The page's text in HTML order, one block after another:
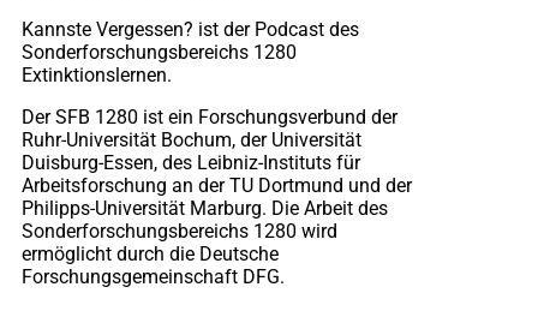
Kannste Vergessen? ist der Podcast des
Sonderforschungsbereichs 1280
Extinktionslernen.
Der SFB 1280 ist ein Forschungsverbund der
Ruhr-Universität Bochum, der Universität
Duisburg-Essen, des Leibniz-Instituts für
Arbeitsforschung an der TU Dortmund und der
Philipps-Universität Marburg. Die Arbeit des
Sonderforschungsbereichs 1280 wird
ermöglicht durch die Deutsche
Forschungsgemeinschaft DFG.